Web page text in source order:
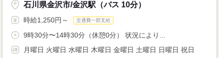
石川県金沢市/金沢駅（バス 10分）
時給1,250円～ 交通費一部支給
9時30分〜14時30分（休憩0分） 状況により...
月曜日 火曜日 水曜日 木曜日 金曜日 土曜日 日曜日 祝日